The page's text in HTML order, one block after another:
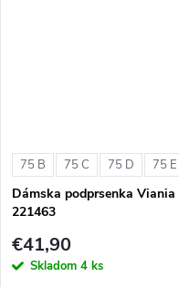
75 B 75 C 75 D 75 E
Dámska podprsenka Viania
221463
€41,90
Skladom 4 ks